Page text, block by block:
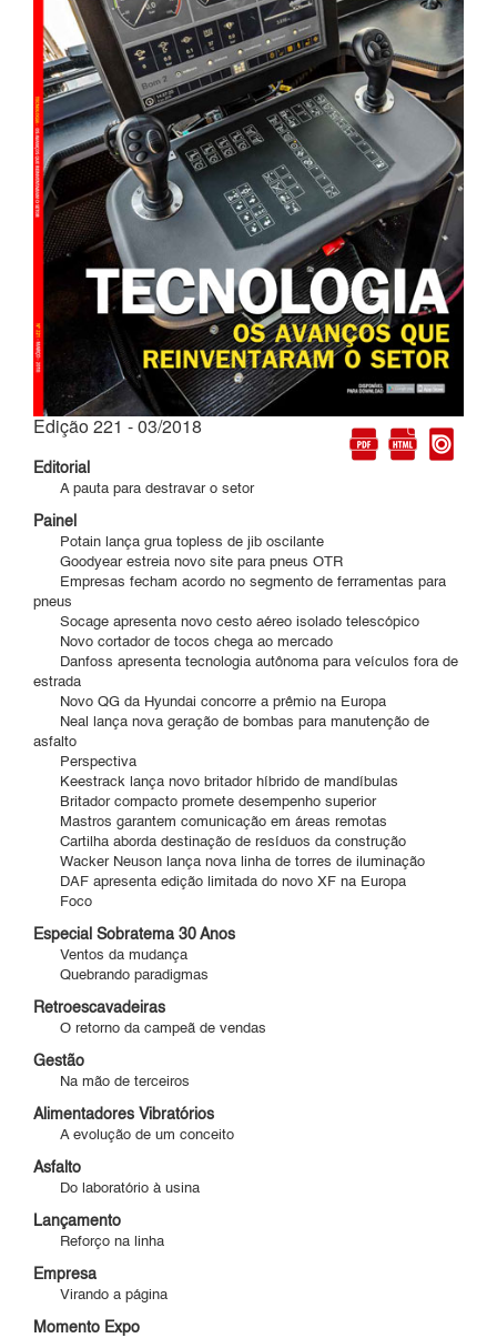
Edição 221 - 03/2018
Editorial
A pauta para destravar o setor
Painel
Potain lança grua topless de jib oscilante
Goodyear estreia novo site para pneus OTR
Empresas fecham acordo no segmento de ferramentas para
pneus
Socage apresenta novo cesto aéreo isolado telescópico
Novo cortador de tocos chega ao mercado
Danfoss apresenta tecnologia autônoma para veículos fora de
estrada
Novo QG da Hyundai concorre a prêmio na Europa
Neal lança nova geração de bombas para manutenção de
asfalto
Perspectiva
Keestrack lança novo britador híbrido de mandíbulas
Britador compacto promete desempenho superior
Mastros garantem comunicação em áreas remotas
Cartilha aborda destinação de resíduos da construção
Wacker Neuson lança nova linha de torres de iluminação
DAF apresenta edição limitada do novo XF na Europa
Foco
Especial Sobratema 30 Anos
Ventos da mudança
Quebrando paradigmas
Retroescavadeiras
O retorno da campeã de vendas
Gestão
Na mão de terceiros
Alimentadores Vibratórios
A evolução de um conceito
Asfalto
Do laboratório à usina
Lançamento
Reforço na linha
Empresa
Virando a página
Momento Expo